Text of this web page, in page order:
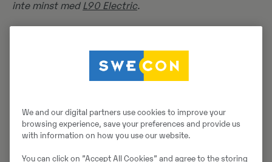
inte minst med L90 Electric.
Huvudverksamhet:Terminalhantering och logistik
Antal maskiner:Ca 60
We and our digital partners use cookies to improve your
browsing experience, save your preferences and provide us
with information on how you use our website.
You can click on ”Accept All Cookies” and agree to the storing